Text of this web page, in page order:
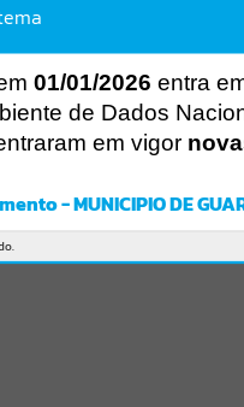
01/01/2026 entra
de Dados
em vigor
- MUNICIPIO DE